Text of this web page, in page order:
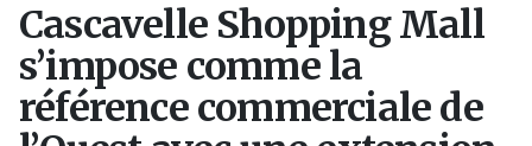
Cascavelle Shopping Mall
s’impose comme la
référence commerciale de